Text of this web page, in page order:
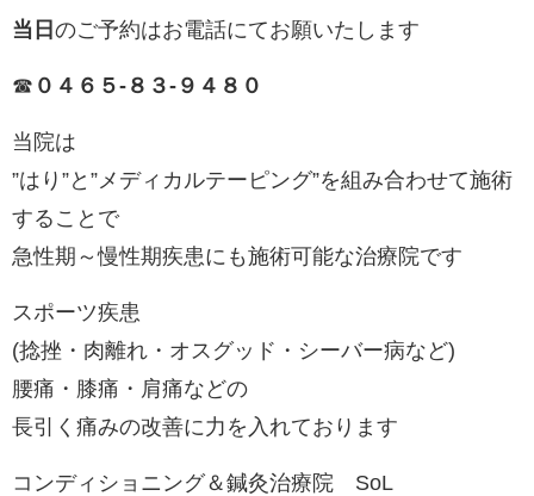
当日 のご予約はお電話にてお願いたします
☎︎ ０４６５-８３-９４８０
当院は
”はり”と”メディカルテーピング”を組み合わせて施術
することで
急性期～慢性期疾患にも施術可能な治療院です
スポーツ疾患
(捻挫・肉離れ・オスグッド・シーバー病など)
腰痛・膝痛・肩痛などの
長引く痛みの改善に力を入れております
コンディショニング＆鍼灸治療院 SoL